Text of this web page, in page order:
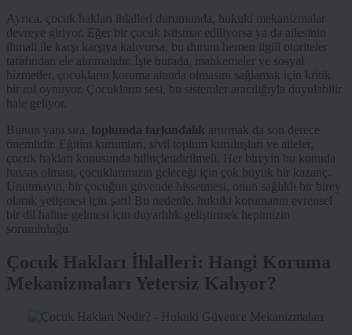
Ayrıca, çocuk hakları ihlalleri durumunda, hukuki mekanizmalar
devreye giriyor. Eğer bir çocuk istismar ediliyorsa ya da ailesinin
ihmali ile karşı karşıya kalıyorsa, bu durum hemen ilgili otoriteler
tarafından ele alınmalıdır. İşte burada, mahkemeler ve sosyal
hizmetler, çocukların koruma altında olmasını sağlamak için kritik
bir rol oynuyor. Çocukların sesi, bu sistemler aracılığıyla duyulabilir
hale geliyor.
Bunun yanı sıra, toplumda farkındalık artırmak da son derece
önemlidir. Eğitim kurumları, sivil toplum kuruluşları ve aileler,
çocuk hakları konusunda bilinçlendirilmeli. Her bireyin bu konuda
hassas olması, çocuklarımızın geleceği için çok büyük bir kazanç.
Unutmayın, bir çocuğun güvende hissetmesi, onun sağlıklı bir birey
olarak yetişmesi için şart! Bu nedenle, hukuki korumanın evrensel
bir dil haline gelmesi için duyarlılık geliştirmek hepimizin
sorumluluğu.
Çocuk Hakları İhlalleri: Hangi Koruma
Mekanizmaları Yetersiz Kalıyor?